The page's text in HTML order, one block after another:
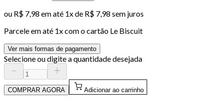
ou R$ 7,98 em até 1x de R$ 7,98 sem juros
Parcele em até 1x com o cartão Le Biscuit
Ver mais formas de pagamento
Selecione ou digite a quantidade desejada
COMPRAR AGORA Adicionar ao carrinho